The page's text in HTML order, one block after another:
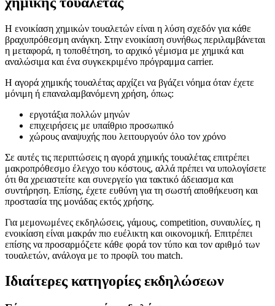
Η ενοικίαση χημικών τουαλετών είναι η λύση σχεδόν για κάθε
βραχυπρόθεσμη ανάγκη. Στην ενοικίαση συνήθως περιλαμβάνεται
η μεταφορά, η τοποθέτηση, το αρχικό γέμισμα με χημικά και
αναλώσιμα και ένα συγκεκριμένο πρόγραμμα carrier.
Η αγορά χημικής τουαλέτας αρχίζει να βγάζει νόημα όταν έχετε
μόνιμη ή επαναλαμβανόμενη χρήση, όπως:
εργοτάξια πολλών μηνών
επιχειρήσεις με υπαίθριο προσωπικό
χώρους αναψυχής που λειτουργούν όλο τον χρόνο
Σε αυτές τις περιπτώσεις η αγορά χημικής τουαλέτας επιτρέπει
μακροπρόθεσμο έλεγχο του κόστους, αλλά πρέπει να υπολογίσετε
ότι θα χρειαστείτε και συνεργείο για τακτικό άδειασμα και
συντήρηση. Επίσης, έχετε ευθύνη για τη σωστή αποθήκευση και
προστασία της μονάδας εκτός χρήσης.
Για μεμονωμένες εκδηλώσεις, γάμους, competition, συναυλίες, η
ενοικίαση είναι μακράν πιο ευέλικτη και οικονομική. Επιτρέπει
επίσης να προσαρμόζετε κάθε φορά τον τύπο και τον αριθμό των
τουαλετών, ανάλογα με το προφίλ του match.
Ιδιαίτερες κατηγορίες εκδηλώσεων